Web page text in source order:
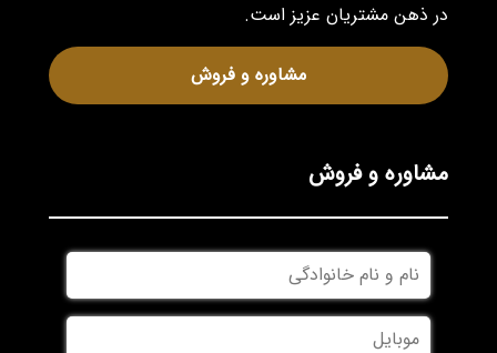
در ذهن مشتریان عزیز است.
مشاوره و فروش
مشاوره و فروش
نام
و
نام
خانوادگی
موبایل